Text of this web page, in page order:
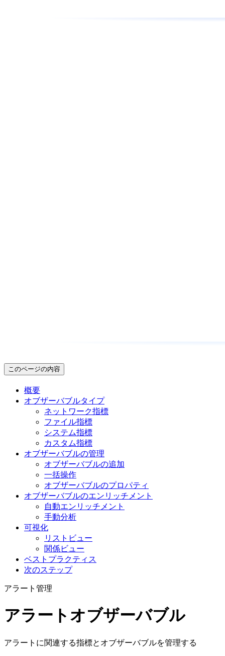
このページの内容
概要
オブザーバブルタイプ
ネットワーク指標
ファイル指標
システム指標
カスタム指標
オブザーバブルの管理
オブザーバブルの追加
一括操作
オブザーバブルのプロパティ
オブザーバブルのエンリッチメント
自動エンリッチメント
手動分析
可視化
リストビュー
関係ビュー
ベストプラクティス
次のステップ
アラート管理
アラートオブザーバブル
アラートに関連する指標とオブザーバブルを管理する